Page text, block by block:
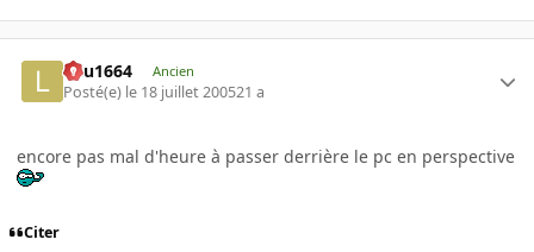
lulu1664 Ancien
Posté(e) le 18 juillet 200521 a
encore pas mal d'heure à passer derrière le pc en perspective
Citer